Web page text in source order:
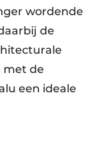
wordende
de
met de
een ideale